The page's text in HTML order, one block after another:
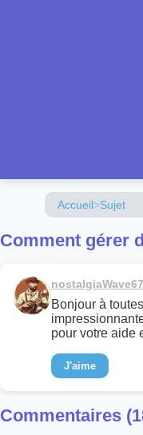
Accueil>Sujet
Comment gérer
nostalgiaWave67
Bonjour à
pour votre aide
J'aime
Commentaires